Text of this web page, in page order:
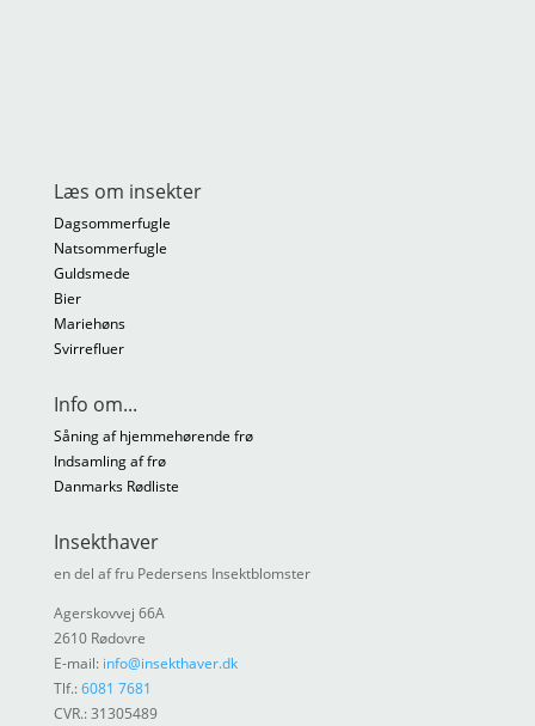
Læs om insekter
Dagsommerfugle
Natsommerfugle
Guldsmede
Bier
Mariehøns
Svirrefluer
Info om...
Såning af hjemmehørende frø
Indsamling af frø
Danmarks Rødliste
Insekthaver
en del af fru Pedersens Insektblomster
Agerskovvej 66A
2610 Rødovre
E-mail: info@insekthaver.dk
Tlf.:6081 7681
CVR.: 31305489